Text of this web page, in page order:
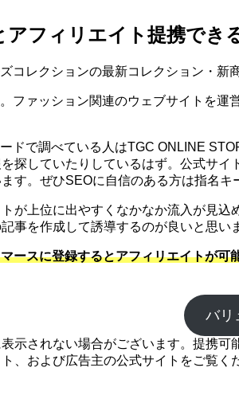
フィリエイト提携でき
コレクションの最新コレクション・
ファッション関連のウェブサイトを
ドで調べている人はTGC ONLINE
探していたりしているはず。公式サ
す。ぜひSEOに自信のある方は指名キ
が上位に出やすくなかなか流入が見
事を作成して誘導するのが良いと思い
ースに登録するとアフィリエイトが
バリ
示されない場合がございます。提携
、および広告主の公式サイトをご覧く